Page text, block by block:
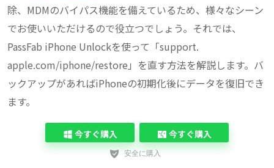
除、MDMのバイパス機能を備えているため、様々なシーン
でお使いいただけるので役立つでしょう。それでは、
PassFab iPhone Unlockを使って「support.
apple.com/iphone/restore」を直す方法を解説します。バ
ックアップがあればiPhoneの初期化後にデータを復旧でき
ます。
今すぐ購入 今すぐ購入